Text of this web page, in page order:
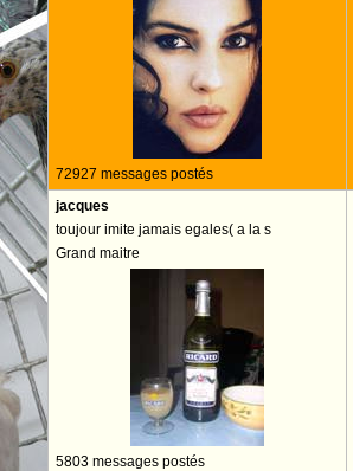
72927 messages postés
jacques
toujour imite jamais egales( a la s
Grand maitre
5803 messages postés